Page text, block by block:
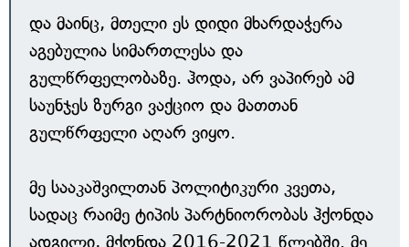
და მაინც, მთელი ეს დიდი მხარდაჭერა
აგებულია სიმართლესა და
გულწრფელობაზე. ჰოდა, არ ვაპირებ ამ
საუნჯეს ზურგი ვაქციო და მათთან
გულწრფელი აღარ ვიყო.
მე სააკაშვილთან პოლიტიკური კვეთა,
სადაც რაიმე ტიპის პარტნიორობას ჰქონდა
ადგილი, მქონდა 2016-2021 წლებში. მე